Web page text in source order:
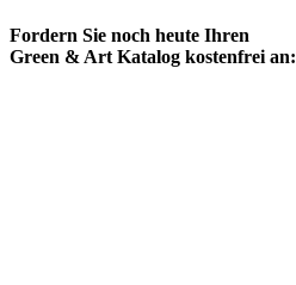
Fordern Sie noch heute Ihren
Green & Art Katalog kostenfrei an: